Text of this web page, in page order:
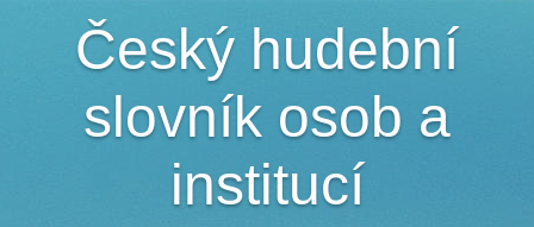
Český hudební
slovník osob a
institucí